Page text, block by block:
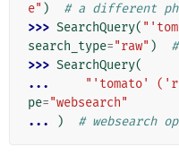
e" )
# a different
>>> SearchQuery(
search_type="raw" )
>>> SearchQuery(
...
"'tomato'
pe="websearch"
...
) # websearch